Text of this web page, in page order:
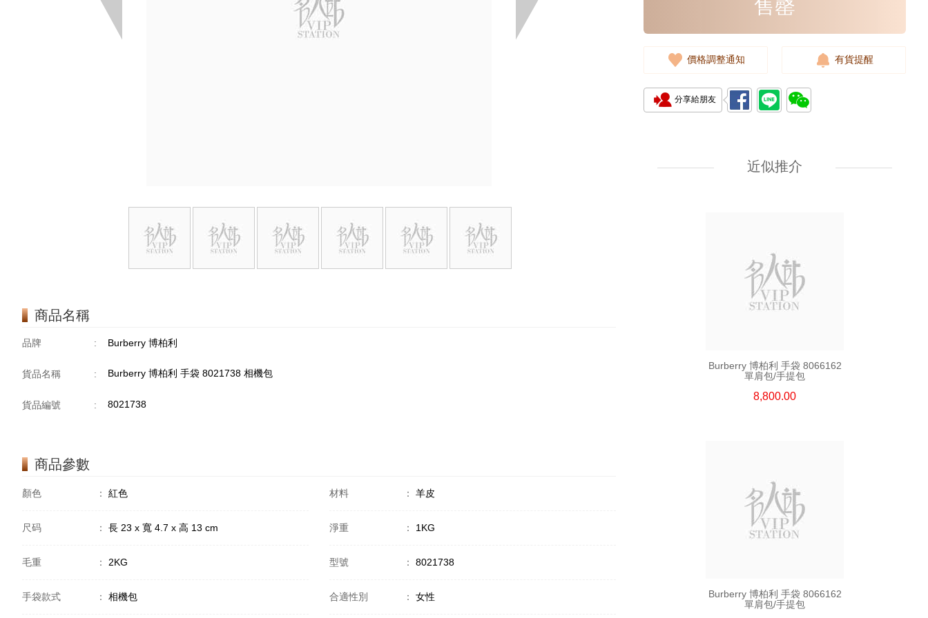
商品名稱
品牌 : Burberry 博柏利
貨品名稱 : Burberry 博柏利 手袋 8021738 相機包
貨品編號 : 8021738
商品參數
顏色 ： 紅色 材料 ： 羊皮
尺码 ： 長 23 x 寬 4.7 x 高 13 cm 淨重 ： 1KG
毛重 ： 2KG 型號 ： 8021738
手袋款式 ： 相機包 合適性別 ： 女性
售罄
價格調整通知 有貨提醒
分享給朋友
近似推介
Burberry 博柏利 手袋 8066162
單肩包/手提包
8,800.00
Burberry 博柏利 手袋 8066162
單肩包/手提包